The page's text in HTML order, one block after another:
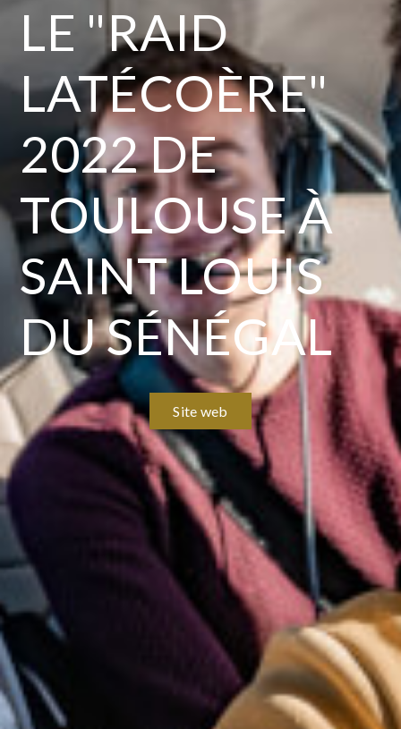
LE "RAID
LATÉCOÈRE"
2022 DE
TOULOUSE À
SAINT LOUIS
DU SÉNÉGAL
Site web